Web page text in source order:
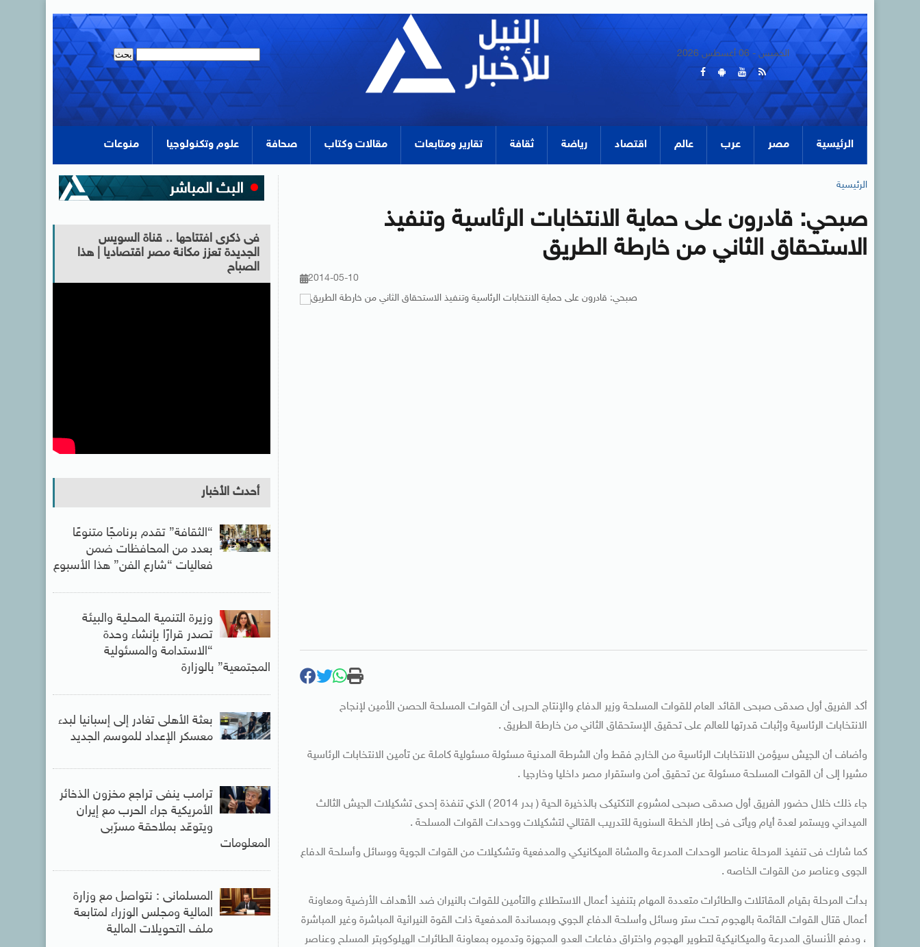
الخميس - 06 أغسطس 2026
الرئيسية مصر عرب عالم اقتصاد رياضة ثقافة تقارير ومتابعات مقالات وكتاب صحافة علوم وتكنولوجيا منوعات
الرئيسية
صبحي: قادرون على حماية الانتخابات الرئاسية وتنفيذ
الاستحقاق الثاني من خارطة الطريق
2014-05-10
أكد الفريق أول صدقى صبحى القائد العام للقوات المسلحة وزير الدفاع والإنتاج الحربى أن القوات المسلحة الحصن الأمين لإنجاح
الانتخابات الرئاسية وإثبات قدرتها للعالم على تحقيق الإستحقاق الثاني من خارطة الطريق .
وأضاف أن الجيش سيؤمن الانتخابات الرئاسية من الخارج فقط وأن الشرطة المدنية مسئولة مسئولية كاملة عن تأمين الانتخابات الرئاسية
مشيرا إلى أن القوات المسلحة مسئولة عن تحقيق أمن واستقرار مصر داخليا وخارجيا .
جاء ذلك خلال حضور الفريق أول صدقى صبحى لمشروع التكتيكى بالذخيرة الحية ( بدر 2014 ) الذي تنفذة إحدى تشكيلات الجيش الثالث
الميداني ويستمر لعدة أيام ويأتى فى إطار الخطة السنوية للتدريب القتالي لتشكيلات ووحدات القوات المسلحة .
كما شارك فى تنفيذ المرحلة عناصر الوحدات المدرعة والمشاة الميكانيكي والمدفعية وتشكيلات من القوات الجوية ووسائل وأسلحة الدفاع
الجوى وعناصر من القوات الخاصه .
بدأت المرحلة بقيام المقاتلات والطائرات متعددة المهام بتنفيذ أعمال الاستطلاع والتأمين للقوات بالنيران ضد الأهداف الأرضية ومعاونة
أعمال قتال القوات القائمة بالهجوم تحت ستر وسائل وأسلحة الدفاع الجوي وبمساندة المدفعية ذات القوة النيرانية المباشرة وغير المباشرة
، ودفع الأنساق المدرعة والميكانيكية لتطوير الهجوم واختراق دفاعات العدو المجهزة وتدميره بمعاونة الطائرات الهيلوكوبتر المسلح وعناصر
فى ذكرى افتتاحها .. قناة السويس
الجديدة تعزز مكانة مصر اقتصاديا | هذا
الصباح
أحدث الأخبار
“الثقافة” تقدم برنامجًا متنوعًا
بعدد من المحافظات ضمن
فعاليات “شارع الفن” هذا الأسبوع
وزيرة التنمية المحلية والبيئة
تصدر قرارًا بإنشاء وحدة
“الاستدامة والمسئولية
المجتمعية” بالوزارة
بعثة الأهلى تغادر إلى إسبانيا لبدء
معسكر الإعداد للموسم الجديد
ترامب ينفى تراجع مخزون الذخائر
الأمريكية جراء الحرب مع إيران
ويتوعّد بملاحقة مسرّبى
المعلومات
المسلمانى : نتواصل مع وزارة
المالية ومجلس الوزراء لمتابعة
ملف التحويلات المالية